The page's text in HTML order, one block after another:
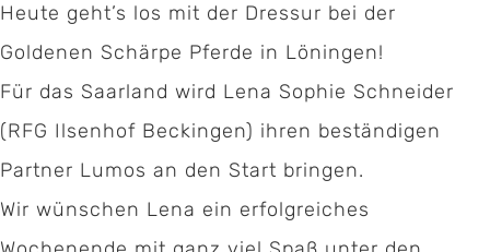
Heute geht’s los mit der Dressur bei der
Goldenen Schärpe Pferde in Löningen!
Für das Saarland wird Lena Sophie Schneider
(RFG Ilsenhof Beckingen) ihren beständigen
Partner Lumos an den Start bringen.
Wir wünschen Lena ein erfolgreiches
Kontakt: